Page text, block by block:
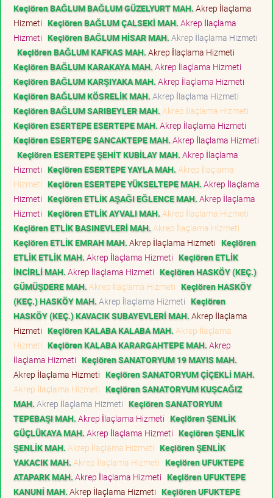
Keçiören BAĞLUM BAĞLUM GÜZELYURT MAH. Akrep İlaçlama
Hizmeti Keçiören BAĞLUM ÇALSEKİ MAH. Akrep İlaçlama
Hizmeti Keçiören BAĞLUM HİSAR MAH. Akrep İlaçlama Hizmeti
Keçiören BAĞLUM KAFKAS MAH. Akrep İlaçlama Hizmeti
Keçiören BAĞLUM KARAKAYA MAH. Akrep İlaçlama Hizmeti
Keçiören BAĞLUM KARŞIYAKA MAH. Akrep İlaçlama Hizmeti
Keçiören BAĞLUM KÖSRELİK MAH. Akrep İlaçlama Hizmeti
Keçiören BAĞLUM SARIBEYLER MAH. Akrep İlaçlama Hizmeti
Keçiören ESERTEPE ESERTEPE MAH. Akrep İlaçlama Hizmeti
Keçiören ESERTEPE SANCAKTEPE MAH. Akrep İlaçlama Hizmeti
Keçiören ESERTEPE ŞEHİT KUBİLAY MAH. Akrep İlaçlama
Hizmeti Keçiören ESERTEPE YAYLA MAH. Akrep İlaçlama
Hizmeti Keçiören ESERTEPE YÜKSELTEPE MAH. Akrep İlaçlama
Hizmeti Keçiören ETLİK AŞAĞI EĞLENCE MAH. Akrep İlaçlama
Hizmeti Keçiören ETLİK AYVALI MAH. Akrep İlaçlama Hizmeti
Keçiören ETLİK BASINEVLERİ MAH. Akrep İlaçlama Hizmeti
Keçiören ETLİK EMRAH MAH. Akrep İlaçlama Hizmeti Keçiören
ETLİK ETLİK MAH. Akrep İlaçlama Hizmeti Keçiören ETLİK
İNCİRLİ MAH. Akrep İlaçlama Hizmeti Keçiören HASKÖY (KEÇ.)
GÜMÜŞDERE MAH. Akrep İlaçlama Hizmeti Keçiören HASKÖY
(KEÇ.) HASKÖY MAH. Akrep İlaçlama Hizmeti Keçiören
HASKÖY (KEÇ.) KAVACIK SUBAYEVLERİ MAH. Akrep İlaçlama
Hizmeti Keçiören KALABA KALABA MAH. Akrep İlaçlama
Hizmeti Keçiören KALABA KARARGAHTEPE MAH. Akrep
İlaçlama Hizmeti Keçiören SANATORYUM 19 MAYIS MAH.
Akrep İlaçlama Hizmeti Keçiören SANATORYUM ÇİÇEKLİ MAH.
Akrep İlaçlama Hizmeti Keçiören SANATORYUM KUŞCAĞIZ
MAH. Akrep İlaçlama Hizmeti Keçiören SANATORYUM
TEPEBAŞI MAH. Akrep İlaçlama Hizmeti Keçiören ŞENLİK
GÜÇLÜKAYA MAH. Akrep İlaçlama Hizmeti Keçiören ŞENLİK
ŞENLİK MAH. Akrep İlaçlama Hizmeti Keçiören ŞENLİK
YAKACIK MAH. Akrep İlaçlama Hizmeti Keçiören UFUKTEPE
ATAPARK MAH. Akrep İlaçlama Hizmeti Keçiören UFUKTEPE
KANUNİ MAH. Akrep İlaçlama Hizmeti Keçiören UFUKTEPE